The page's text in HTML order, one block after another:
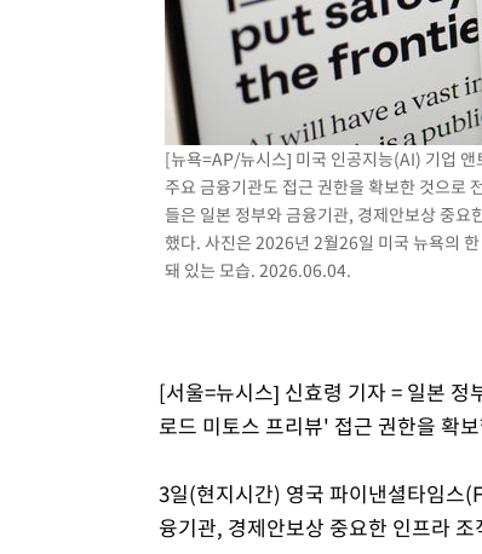
[뉴욕=AP/뉴시스] 미국 인공지능(AI) 기업
주요 금융기관도 접근 권한을 확보한 것으로
들은 일본 정부와 금융기관, 경제안보상 중요
했다. 사진은 2026년 2월26일 미국 뉴욕의
돼 있는 모습. 2026.06.04.
[서울=뉴시스] 신효령 기자 = 일본
로드 미토스 프리뷰' 접근 권한을 확
3일(현지시간) 영국 파이낸셜타임스
융기관, 경제안보상 중요한 인프라